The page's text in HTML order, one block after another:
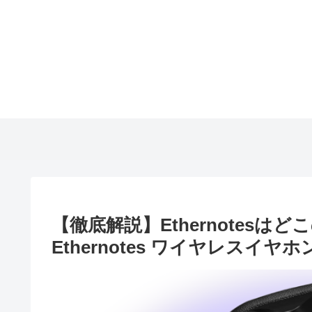
【徹底解説】Ethernotesはど
Ethernotes ワイヤレスイヤホ